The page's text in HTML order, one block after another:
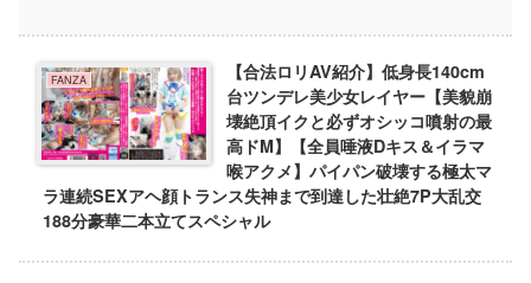
FANZA
【合法ロリAV紹介】低身長140cm
台ツンデレ美少女レイヤー【美貌崩
壊絶頂イクと必ずオシッコ噴射の最
高ドM】【全員唾液Dキス＆イラマ
喉アクメ】パイパン破壊する極太マ
ラ連続SEXアヘ顔トランス失神まで到達した壮絶7P大乱交
188分豪華二本立てスペシャル